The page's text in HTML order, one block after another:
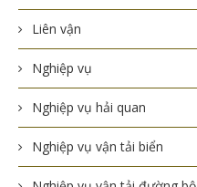
Liên vận
Nghiệp vụ
Nghiệp vụ hải quan
Nghiệp vụ vận tải biển